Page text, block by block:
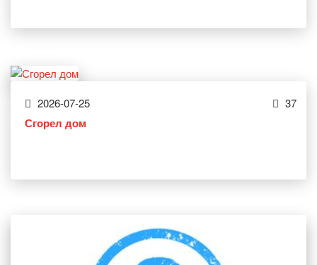
2026-07-25 37
Сгорел дом